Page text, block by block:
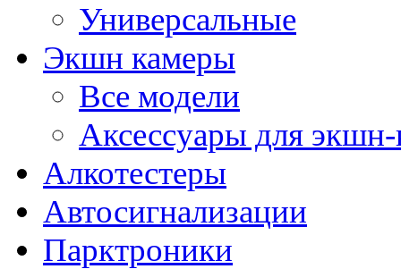
Универсальные
Экшн камеры
Все модели
Аксессуары для
Алкотестеры
Автосигнализации
Парктроники